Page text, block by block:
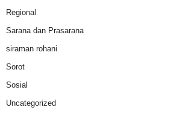
Regional
Sarana dan Prasarana
siraman rohani
Sorot
Sosial
Uncategorized